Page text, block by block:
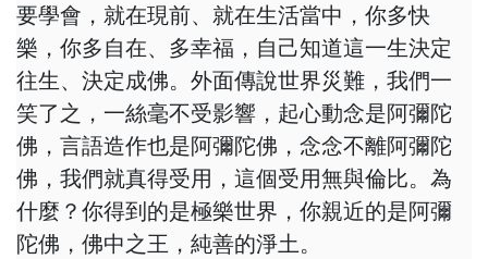
要學會，就在現前、就在生活當中，你多快
樂，你多自在、多幸福，自己知道這一生決定
往生、決定成佛。外面傳說世界災難，我們一
笑了之，一絲毫不受影響，起心動念是阿彌陀
佛，言語造作也是阿彌陀佛，念念不離阿彌陀
佛，我們就真得受用，這個受用無與倫比。為
什麼？你得到的是極樂世界，你親近的是阿彌
陀佛，佛中之王，純善的淨土。